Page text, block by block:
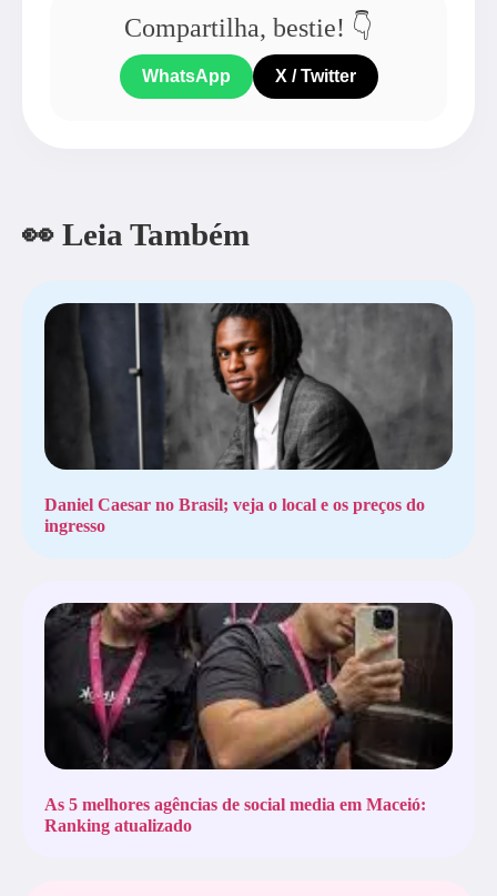
Compartilha, bestie! 👇
WhatsApp X / Twitter
👀 Leia Também
Daniel Caesar no Brasil; veja o local e os preços do
ingresso
As 5 melhores agências de social media em Maceió:
Ranking atualizado